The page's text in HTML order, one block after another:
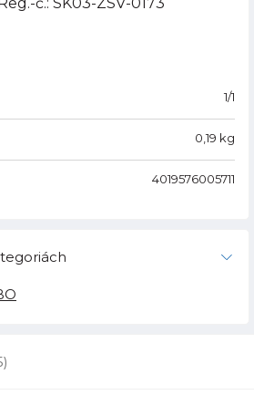
1/1
0,19 kg
4019576005711